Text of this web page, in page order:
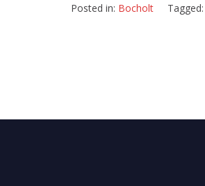
Posted in: Bocholt Tagged: